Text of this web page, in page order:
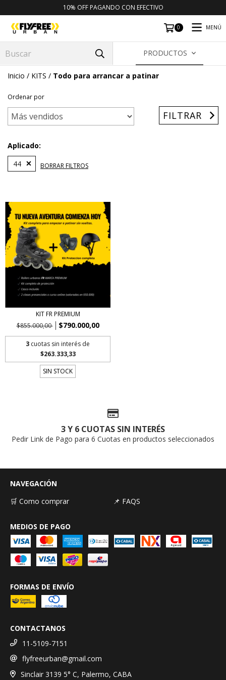
10% OFF PAGANDO CON EFECTIVO
0 MENÚ
PRODUCTOS
Inicio / KITS / Todo para arrancar a patinar
Ordenar por
FILTRAR
Aplicado:
44
BORRAR FILTROS
KIT FR PREMIUM
$855.000,00
$790.000,00
3 cuotas sin interés de
$263.333,33
SIN STOCK
3 Y 6 CUOTAS SIN INTERÉS
Pedir Link de Pago para 6 Cuotas en productos seleccionados
NAVEGACIÓN
🛒 Como comprar
📌 FAQS
MEDIOS DE PAGO
FORMAS DE ENVÍO
CONTACTANOS
11-5109-7151
flyfreeurban@gmail.com
Sinclair 3139 5° C, Palermo, CABA